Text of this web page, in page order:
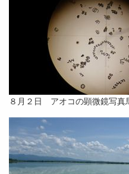
８月２日 アオコの顕微鏡写真